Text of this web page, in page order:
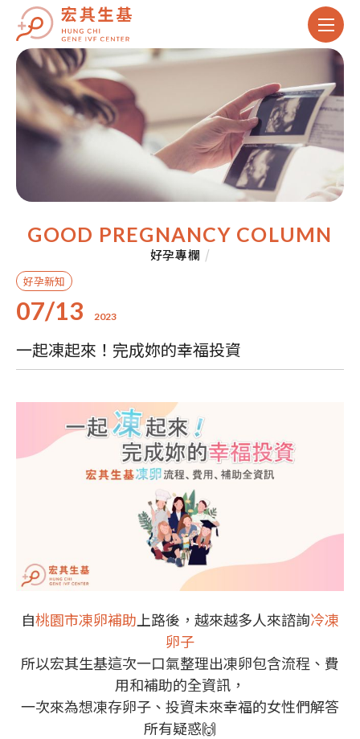
GOOD PREGNANCY COLUMN
好孕專欄 /
好孕新知
07/13 2023
一起凍起來！完成妳的幸福投資
自桃園市凍卵補助 上路後，越來越多人來諮詢冷凍
卵子
所以宏其生基這次一口氣整理出凍卵包含流程、費
用和補助的全資訊，
一次來為想凍存卵子、投資未來幸福的女性們解答
所有疑惑🙌